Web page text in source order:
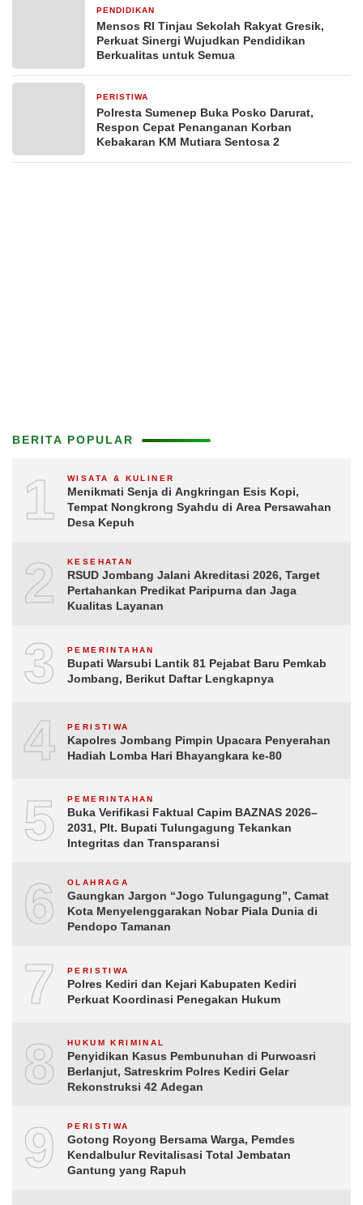
PENDIDIKAN
Mensos RI Tinjau Sekolah Rakyat Gresik,
Perkuat Sinergi Wujudkan Pendidikan
Berkualitas untuk Semua
PERISTIWA
Polresta Sumenep Buka Posko Darurat,
Respon Cepat Penanganan Korban
Kebakaran KM Mutiara Sentosa 2
BERITA POPULAR
1 WISATA & KULINER
Menikmati Senja di Angkringan Esis Kopi,
Tempat Nongkrong Syahdu di Area Persawahan
Desa Kepuh
2 KESEHATAN
RSUD Jombang Jalani Akreditasi 2026, Target
Pertahankan Predikat Paripurna dan Jaga
Kualitas Layanan
3 PEMERINTAHAN
Bupati Warsubi Lantik 81 Pejabat Baru Pemkab
Jombang, Berikut Daftar Lengkapnya
4 PERISTIWA
Kapolres Jombang Pimpin Upacara Penyerahan
Hadiah Lomba Hari Bhayangkara ke-80
5 PEMERINTAHAN
Buka Verifikasi Faktual Capim BAZNAS 2026–
2031, Plt. Bupati Tulungagung Tekankan
Integritas dan Transparansi
6 OLAHRAGA
Gaungkan Jargon “Jogo Tulungagung”, Camat
Kota Menyelenggarakan Nobar Piala Dunia di
Pendopo Tamanan
7 PERISTIWA
Polres Kediri dan Kejari Kabupaten Kediri
Perkuat Koordinasi Penegakan Hukum
8 HUKUM KRIMINAL
Penyidikan Kasus Pembunuhan di Purwoasri
Berlanjut, Satreskrim Polres Kediri Gelar
Rekonstruksi 42 Adegan
9 PERISTIWA
Gotong Royong Bersama Warga, Pemdes
Kendalbulur Revitalisasi Total Jembatan
Gantung yang Rapuh